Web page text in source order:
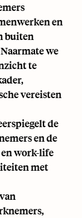
en
buiten
we
te
vereisten
de
en de
work-life
met